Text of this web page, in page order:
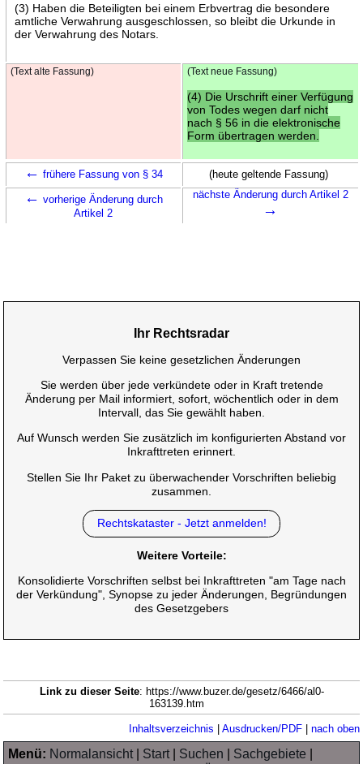
(3) Haben die Beteiligten bei einem Erbvertrag die besondere
amtliche Verwahrung ausgeschlossen, so bleibt die Urkunde in
der Verwahrung des Notars.
(Text alte Fassung) (Text neue Fassung)
(4) Die Urschrift einer Verfügung
von Todes wegen darf nicht
nach § 56 in die elektronische
Form übertragen werden.
← frühere Fassung von § 34 (heute geltende Fassung)
← vorherige Änderung durch
Artikel 2
nächste Änderung durch Artikel 2
→
Ihr Rechtsradar
Verpassen Sie keine gesetzlichen Änderungen
Sie werden über jede verkündete oder in Kraft tretende
Änderung per Mail informiert, sofort, wöchentlich oder in dem
Intervall, das Sie gewählt haben.
Auf Wunsch werden Sie zusätzlich im konfigurierten Abstand vor
Inkrafttreten erinnert.
Stellen Sie Ihr Paket zu überwachender Vorschriften beliebig
zusammen.
Rechtskataster - Jetzt anmelden!
Weitere Vorteile:
Konsolidierte Vorschriften selbst bei Inkrafttreten "am Tage nach
der Verkündung", Synopse zu jeder Änderungen, Begründungen
des Gesetzgebers
Link zu dieser Seite: https://www.buzer.de/gesetz/6466/al0-
163139.htm
Inhaltsverzeichnis Ausdrucken/PDF| nach oben
Menü: Normalansicht| Start| Suchen Sachgebiete